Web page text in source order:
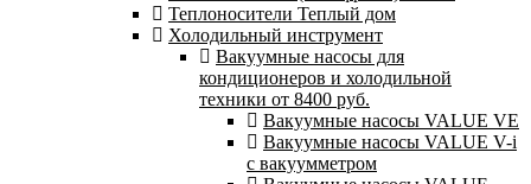
Теплоносители Теплый дом
Холодильный инструмент
Вакуумные насосы для
кондиционеров и холодильной
техники от 8400 руб.
Вакуумные насосы VALUE VE
Вакуумные насосы VALUE V-i
с вакуумметром